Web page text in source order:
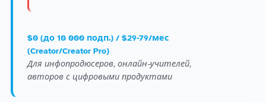
$0 (до 10 000 подп.) / $29-79/мес
(Creator/Creator Pro)
Для инфопродюсеров, онлайн-учителей,
авторов с цифровыми продуктами